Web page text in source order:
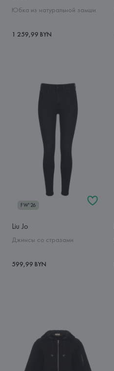
Юбка из натуральной замши
1 259,99 BYN
FW'26
Liu Jo
Джинсы со стразами
599,99 BYN